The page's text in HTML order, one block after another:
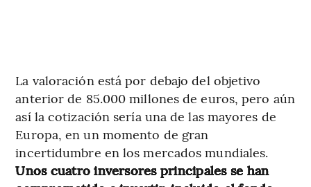
La valoración está por debajo del objetivo
anterior de 85.000 millones de euros, pero aún
así la cotización sería una de las mayores de
Europa, en un momento de gran
incertidumbre en los mercados mundiales.
Unos cuatro inversores principales se han